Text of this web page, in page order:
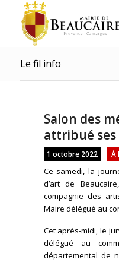
Le fil info
Salon des
attribué ses
1 octobre 2022 À
Ce samedi, la
d’art de
compagnie des
Maire délégué au
Cet après-midi, le
délégué au
départemental de